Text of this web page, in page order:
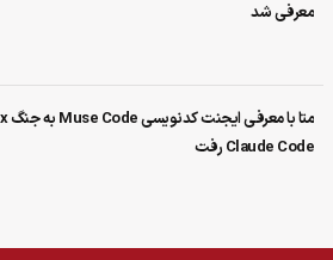
معرفی شد
Claude Code رفت